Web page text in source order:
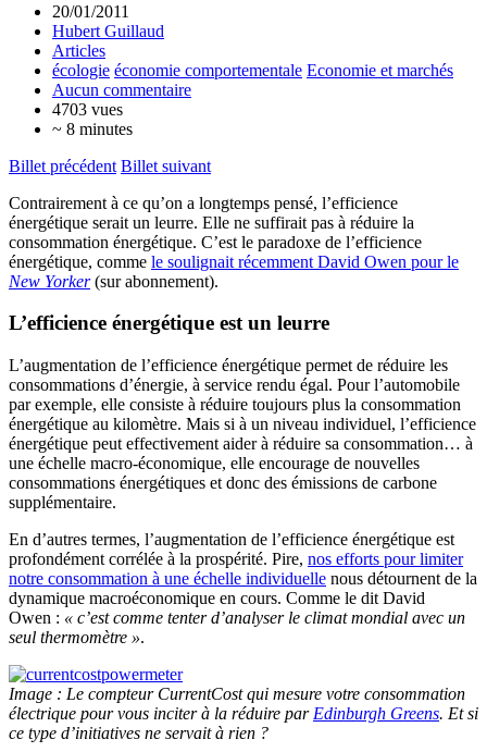
20/01/2011
Hubert Guillaud
Articles
écologie économie comportementale Economie et marchés
Aucun commentaire
4703 vues
~ 8 minutes
Billet précédent Billet suivant
Contrairement à ce qu’on a longtemps pensé, l’efficience
énergétique serait un leurre. Elle ne suffirait pas à réduire la
consommation énergétique. C’est le paradoxe de l’efficience
énergétique, comme le soulignait récemment David Owen pour le
New Yorker(sur abonnement).
L’efficience énergétique est un leurre
L’augmentation de l’efficience énergétique permet de réduire les
consommations d’énergie, à service rendu égal. Pour l’automobile
par exemple, elle consiste à réduire toujours plus la consommation
énergétique au kilomètre. Mais si à un niveau individuel, l’efficience
énergétique peut effectivement aider à réduire sa consommation… à
une échelle macro-économique, elle encourage de nouvelles
consommations énergétiques et donc des émissions de carbone
supplémentaire.
En d’autres termes, l’augmentation de l’efficience énergétique est
profondément corrélée à la prospérité. Pire, nos efforts pour limiter
notre consommation à une échelle individuelle nous détournent de la
dynamique macroéconomique en cours. Comme le dit David
Owen : « c’est comme tenter d’analyser le climat mondial avec un
seul thermomètre ».
Image : Le compteur CurrentCost qui mesure votre consommation
électrique pour vous inciter à la réduire par Edinburgh Greens. Et si
ce type d’initiatives ne servait à rien ?